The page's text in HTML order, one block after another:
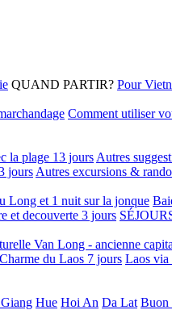
QUAND PARTIR? Pour
Comment utiliser
la plage 13 jours Autres
jours Autres excursions &
Long et 1 nuit sur la jonque
et decouverte 3 jours
Van Long - ancienne
Charme du Laos 7 jours Laos via
Hue Hoi An Da Lat Buon